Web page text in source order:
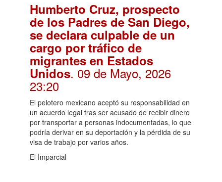
Humberto Cruz, prospecto
de los Padres de San Diego,
se declara culpable de un
cargo por tráfico de
migrantes en Estados
Unidos. 09 de Mayo, 2026
23:20
El pelotero mexicano aceptó su responsabilidad en
un acuerdo legal tras ser acusado de recibir dinero
por transportar a personas indocumentadas, lo que
podría derivar en su deportación y la pérdida de su
visa de trabajo por varios años.
El Imparcial